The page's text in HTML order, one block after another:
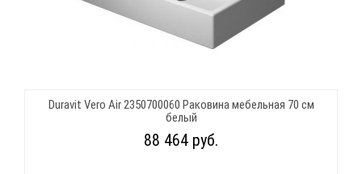
Duravit Vero Air 2350700060 Раковина мебельная 70 см
белый
88 464 руб.